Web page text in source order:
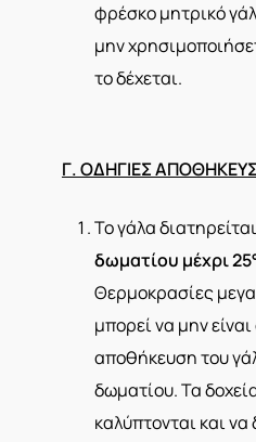
φρέσκο μητρικό
μην
το δέχεται.
Γ. ΟΔΗΓΙΕΣ
Το γάλα
δωματίου μέχρι
Θερμοκρασίες
μπορεί να μην
αποθήκευση του
δωματίου. Τα
καλύπτονται και